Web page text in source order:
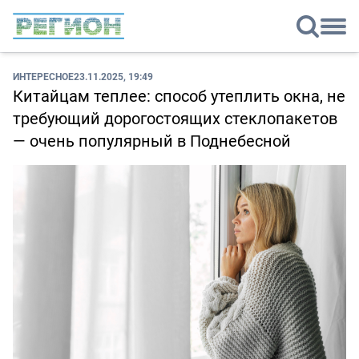
ИНТЕРЕСНОЕ23.11.2025, 19:49
Китайцам теплее: способ утеплить окна, не
требующий дорогостоящих стеклопакетов
— очень популярный в Поднебесной